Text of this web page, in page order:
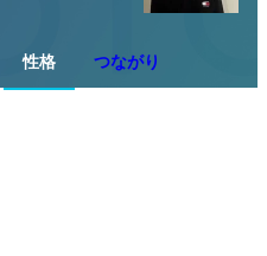
性格 つながり